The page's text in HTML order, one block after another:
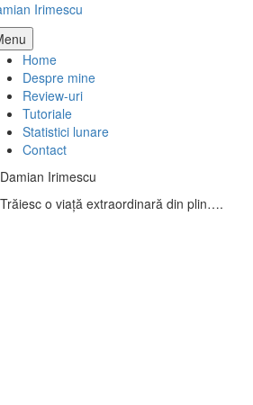
Skip
to
content
Irimescu
Home
Despre mine
Review-uri
Tutoriale
Statistici lunare
Contact
Damian Irimescu
Trăiesc o viață extraordinară din plin….